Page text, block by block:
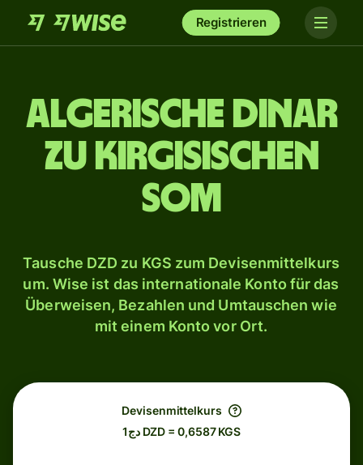
Registrieren
Algerische Dinar
zu kirgisischen
Som
Tausche DZD zu KGS zum Devisenmittelkurs
um. Wise ist das internationale Konto für das
Überweisen, Bezahlen und Umtauschen wie
mit einem Konto vor Ort.
Devisenmittelkurs
دج1 DZD = 0,6587 KGS